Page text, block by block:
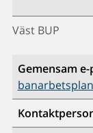
Väst BUP
Gemensam